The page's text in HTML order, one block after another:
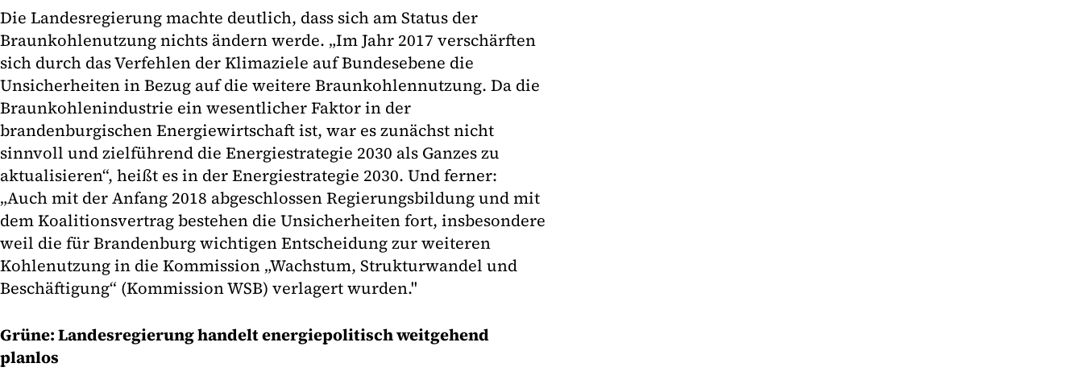
Die Landesregierung machte deutlich, dass sich am Status der
Braunkohlenutzung nichts ändern werde. „Im Jahr 2017 verschärften
sich durch das Verfehlen der Klimaziele auf Bundesebene die
Unsicherheiten in Bezug auf die weitere Braunkohlennutzung. Da die
Braunkohlenindustrie ein wesentlicher Faktor in der
brandenburgischen Energiewirtschaft ist, war es zunächst nicht
sinnvoll und zielführend die Energiestrategie 2030 als Ganzes zu
aktualisieren“, heißt es in der Energiestrategie 2030. Und ferner:
„Auch mit der Anfang 2018 abgeschlossen Regierungsbildung und mit
dem Koalitionsvertrag bestehen die Unsicherheiten fort, insbesondere
weil die für Brandenburg wichtigen Entscheidung zur weiteren
Kohlenutzung in die Kommission „Wachstum, Strukturwandel und
Beschäftigung“ (Kommission WSB) verlagert wurden."
Grüne: Landesregierung handelt energiepolitisch weitgehend
planlos